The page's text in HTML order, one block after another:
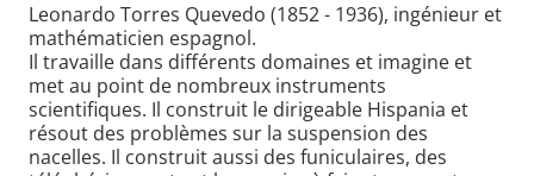
Leonardo Torres Quevedo (1852 - 1936), ingénieur et
mathématicien espagnol.
Il travaille dans différents domaines et imagine et
met au point de nombreux instruments
scientifiques. Il construit le dirigeable Hispania et
résout des problèmes sur la suspension des
nacelles. Il construit aussi des funiculaires, des